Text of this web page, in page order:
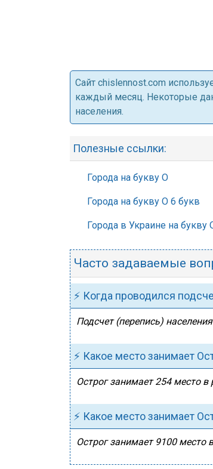
Cайт chislennost.com
каждый месяц. Некоторые
населения.
Полезные ссылки:
Города на букву О
Города на букву О 6 букв
Города в Украине на букву
Часто задаваемые
⚡ Когда проводился
Подсчет (перепись)
⚡ Какое место занимает
Острог занимает 254 место в
⚡ Какое место занимает
Острог занимает 9100 место